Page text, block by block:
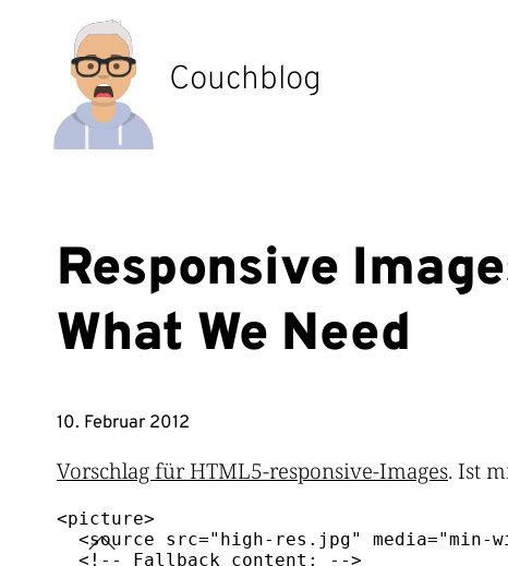
Couchblog
Responsive
What We Need
10. Februar 2012
Vorschlag für HTML5-responsive-Images. Ist
<picture>
<source src=" high-res.jpg" media="min-
<!-- Fallback content: -->